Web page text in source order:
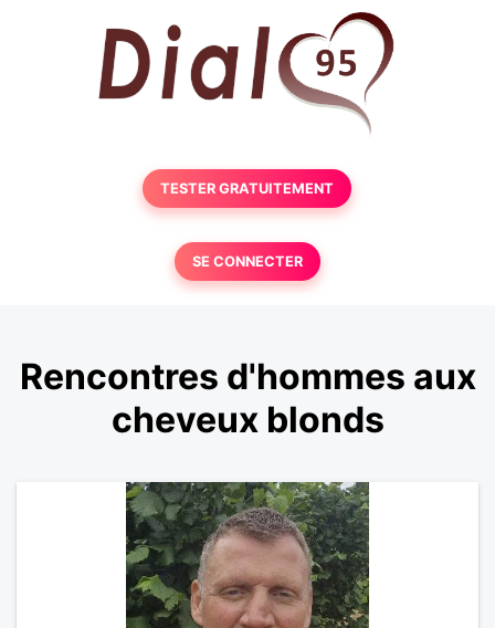
TESTER GRATUITEMENT
SE CONNECTER
Rencontres d'hommes aux
cheveux blonds